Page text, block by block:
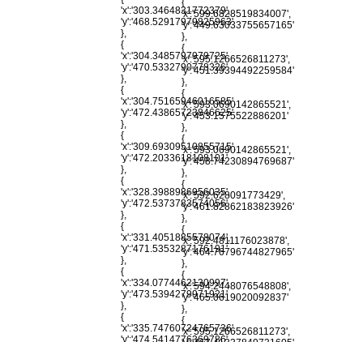
'x':'303.3464831772379',
'y':'468.52917979825963'
},
{
'x':'304.3485797979725',
'y':'470.5332790778326'
},
{
'x':'304.75165946016585',
'y':'472.43865723846625'
},
{
'x':'309.69309510855715',
'y':'472.2033618108101'
},
{
'x':'328.3988986956035',
'y':'472.5373783574056'
},
{
'x':'331.4051885578074',
'y':'471.5353287176191'
},
{
'x':'334.0774462130997',
'y':'473.5394279971921'
},
{
'x':'335.74760724765736',
'y':'474.5414776369786'
'x':'599.6828519834007',
'y':'449.63033755657165'
},
{
'x':'595.1266526811273',
'y':'451.39394492259584'
},
{
'x':'593.0690142865521',
'y':'453.1575522886201'
},
{
'x':'593.0690142865521',
'y':'458.74230894769687'
},
{
'x':'592.628091773429',
'y':'461.82862183823926'
},
{
'x':'592.4811176023878',
'y':'464.76796744827965'
},
{
'x':'594.2448076548808',
'y':'465.0619020092837'
},
{
'x':'595.1266526811273',